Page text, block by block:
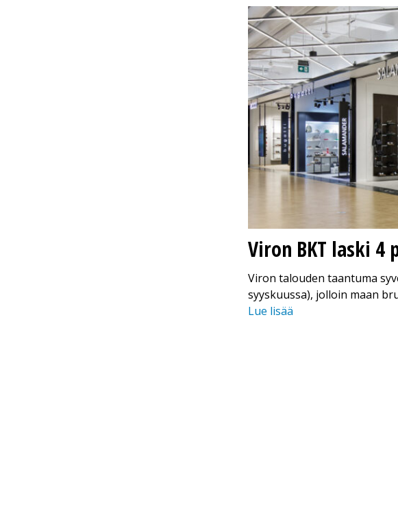
Viron BKT laski 4
Viron talouden taantuma
syyskuussa), jolloin maan
Lue lisää